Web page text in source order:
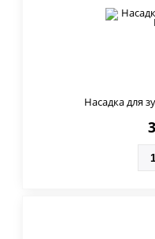
Насадка для